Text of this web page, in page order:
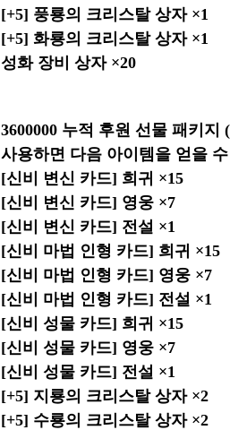
[+5] 풍룡의 크리스탈 상자 ×1
[+5] 화룡의 크리스탈 상자 ×1
성화 장비 상자 ×20
3600000 누적 후원 선물 패키지
사용하면 다음 아이템을 얻을
[신비 변신 카드] 희귀 ×15
[신비 변신 카드] 영웅 ×7
[신비 변신 카드] 전설 ×1
[신비 마법 인형 카드] 희귀 ×15
[신비 마법 인형 카드] 영웅 ×7
[신비 마법 인형 카드] 전설 ×1
[신비 성물 카드] 희귀 ×15
[신비 성물 카드] 영웅 ×7
[신비 성물 카드] 전설 ×1
[+5] 지룡의 크리스탈 상자 ×2
[+5] 수룡의 크리스탈 상자 ×2